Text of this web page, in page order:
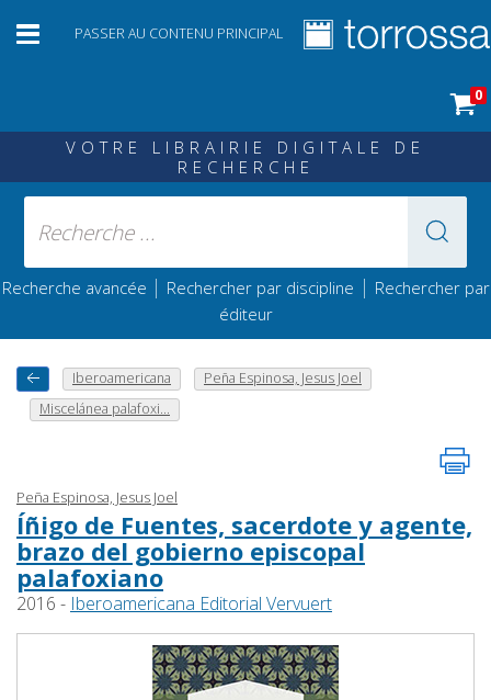
PASSER AU CONTENU PRINCIPAL
0
VOTRE LIBRAIRIE DIGITALE DE
RECHERCHE
Recherche avancée | Rechercher par discipline | Rechercher par
éditeur
Iberoamericana
Peña Espinosa, Jesus Joel
Miscelánea palafoxi...
Peña Espinosa, Jesus Joel
Íñigo de Fuentes, sacerdote y agente,
brazo del gobierno episcopal
palafoxiano
2016 - Iberoamericana Editorial Vervuert